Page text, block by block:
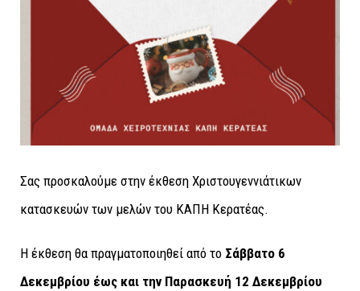
Σας προσκαλούμε στην έκθεση Χριστουγεννιάτικων
κατασκευών των μελών του ΚΑΠΗ Κερατέας.
Η έκθεση θα πραγματοποιηθεί από το Σάββατο 6
Δεκεμβρίου έως και την Παρασκευή 12 Δεκεμβρίου